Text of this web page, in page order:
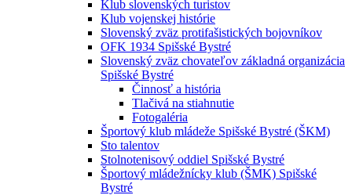
Klub slovenských turistov
Klub vojenskej histórie
Slovenský zväz protifašistických bojovníkov
OFK 1934 Spišské Bystré
Slovenský zväz chovateľov základná organizácia
Spišské Bystré
Činnosť a história
Tlačivá na stiahnutie
Fotogaléria
Športový klub mládeže Spišské Bystré (ŠKM)
Sto talentov
Stolnotenisový oddiel Spišské Bystré
Športový mládežnícky klub (ŠMK) Spišské
Bystré